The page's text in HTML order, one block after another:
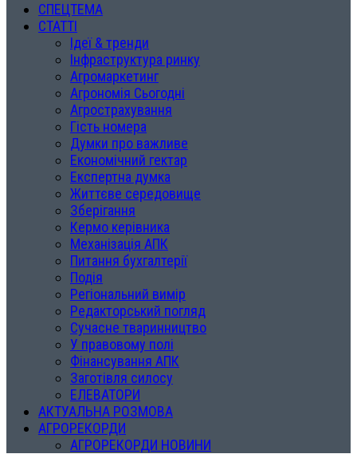
СПЕЦТЕМА
СТАТТІ
Ідеї & тренди
Інфраструктура ринку
Агромаркетинг
Агрономія Сьогодні
Агрострахування
Гість номера
Думки про важливе
Економічний гектар
Експертна думка
Життєве середовище
Зберігання
Кермо керівника
Механізація АПК
Питання бухгалтерії
Подія
Регіональний вимір
Редакторський погляд
Сучасне тваринництво
У правовому полі
Фінансування АПК
Заготівля силосу
ЕЛЕВАТОРИ
АКТУАЛЬНА РОЗМОВА
АГРОРЕКОРДИ
АГРОРЕКОРДИ НОВИНИ